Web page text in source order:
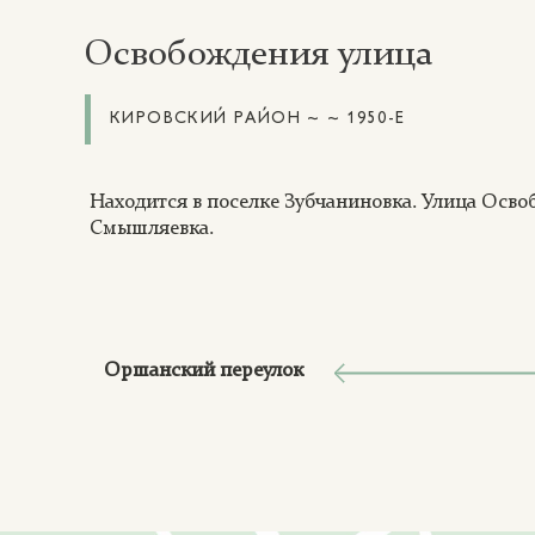
Освобождения улица
КИРОВСКИЙ РАЙОН ~ ~ 1950-Е
Находится в поселке Зубчаниновка. Улица
Смышляевка.
Оршанский переулок